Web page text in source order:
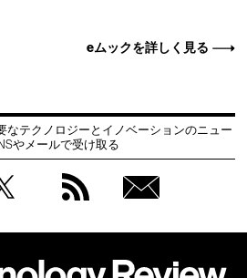
eムックを詳しく見る
なテクノロジーとイノベーションのニュー
やメールで受け取る